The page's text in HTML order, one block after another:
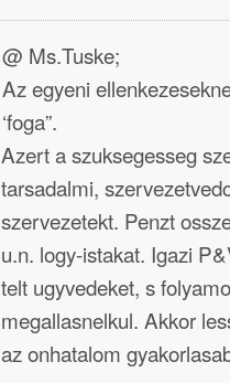
@ Ms.Tuske;
Az egyeni
‘foga”.
Azert a szuksegesseg
tarsadalmi,
szervezetekt. Penzt
u.n. logy-istakat. Igazi
telt ugyvedeket, s
megallasnelkul. Akkor
az onhatalom